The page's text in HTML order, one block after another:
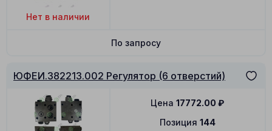
Нет в наличии
По запросу
ЮФЕИ.382213.002 Регулятор (6 отверстий)
Позиция 144
Цена 17772.00 ₽